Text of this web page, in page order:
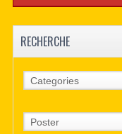
RECHERCHE